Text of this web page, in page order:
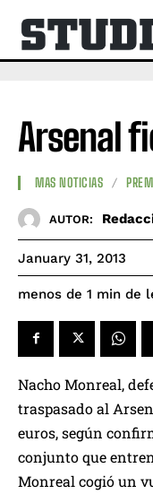
Arsenal
MAS NOTICIAS
AUTOR:
January 31, 2013
menos de 1 min de
Nacho Monreal,
traspasado al
euros, según
conjunto que
Monreal cogió un